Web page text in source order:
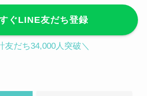
車で７分／中島公園駅
１０分
７分／学園前駅徒歩１２分
きの駅徒歩１７分／すすき
０分／大通駅徒歩２１分／
ぐLINE友だち登録
友だち34,000人突破＼